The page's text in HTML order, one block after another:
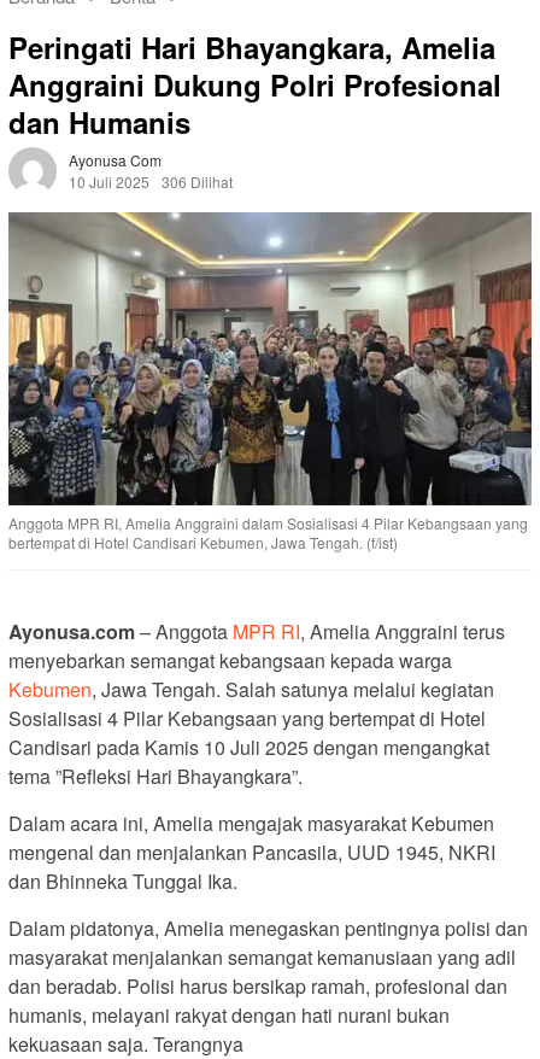
Peringati Hari Bhayangkara, Amelia
Anggraini Dukung Polri Profesional
dan Humanis
Ayonusa Com
10 Juli 2025
306 Dilihat
Anggota MPR RI, Amelia Anggraini dalam Sosialisasi 4 Pilar Kebangsaan yang
bertempat di Hotel Candisari Kebumen, Jawa Tengah. (f/ist)
Ayonusa.com– Anggota MPR RI, Amelia Anggraini terus
menyebarkan semangat kebangsaan kepada warga
Kebumen, Jawa Tengah. Salah satunya melalui kegiatan
Sosialisasi 4 Pilar Kebangsaan yang bertempat di Hotel
Candisari pada Kamis 10 Juli 2025 dengan mengangkat
tema ”Refleksi Hari Bhayangkara”.
Dalam acara ini, Amelia mengajak masyarakat Kebumen
mengenal dan menjalankan Pancasila, UUD 1945, NKRI
dan Bhinneka Tunggal Ika.
Dalam pidatonya, Amelia menegaskan pentingnya polisi dan
masyarakat menjalankan semangat kemanusiaan yang adil
dan beradab. Polisi harus bersikap ramah, profesional dan
humanis, melayani rakyat dengan hati nurani bukan
kekuasaan saja. Terangnya